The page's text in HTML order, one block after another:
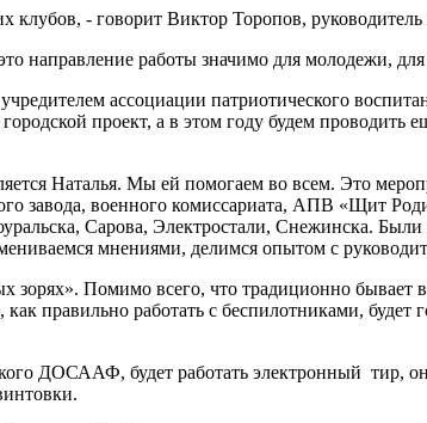
клубов, - говорит Виктор Торопов,
направление работы значимо для молодежи,
ассоциации патриотического
проект, а в этом году будем проводить
Наталья. Мы ей помогаем во всем. Это
завода, военного комиссариата, АПВ «Щит
Сарова, Электростали, Снежинска.
мнениями, делимся опытом с
Помимо всего, что традиционно
правильно работать с беспилотниками,
ДОСААФ, будет работать электронный тир,